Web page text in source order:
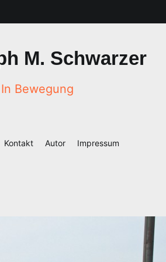
M. Schwarzer
In Bewegung
Kontakt Autor Impressum